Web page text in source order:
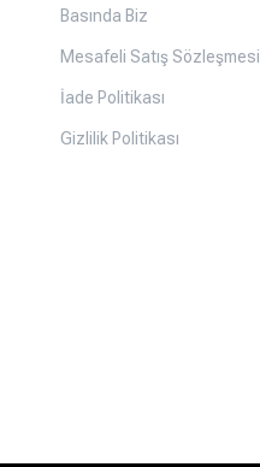
Basında Biz
Mesafeli Satış Sözleşmesi
İade Politikası
Gizlilik Politikası